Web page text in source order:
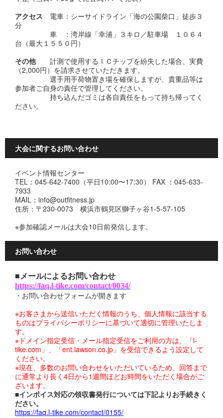
アクセス 電車：シーサイドライン「海の公園柴口」徒歩３
分
車 ：湾岸線「幸浦」３キロ／駐車場 １０６４
台（最大１５５０円）
その他計測で使用するＩＣチップを紛失した場合、実費
（2,000円）を請求させていただきます。
選手用手荷物置き場を確保しますが、貴重品等は
参加者ご自身の責任で管理してください。
持ち込んだゴミは各自責任をもって持ち帰ってく
ださい。
大会に関するお問い合わせ
イベント情報センター
TEL：045-642-7400（平日10:00〜17:30） FAX ：045-633-
7933
MAIL：info@outfitness.jp
住所：〒230-0073 横浜市鶴見区獅子ヶ谷1-5-57-105
※参加確認メールは大会10日前発信します。
お問い合わせ
■メールによるお問い合わせ
https://faq.l-tike.com/contact/0034/
・お問い合わせフォームが開きます
※お客さまから送信いただく情報のうち、個人情報に該当する
ものはプライバシーポリシーに基づいて適切に管理いたしま
す。
※ドメイン指定受信・メール指定受信をご利用の方は、「l-
tike.com」、「ent.lawson.co.jp」を受信できるよう設定して
ください。
※現在、多数のお問い合わせをいただいているため、回答まで
に通常より長く4日から1週間ほどお時間をいただく場合がご
ざいます。
■インボイス対応の領収書発行については下記よりお手続きく
ださい。
https://faq.l-tike.com/contact/0155/